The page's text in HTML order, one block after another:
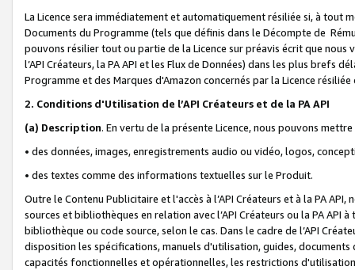
La Licence sera immédiatement et automatiquement résiliée si, à
Documents du Programme (tels que définis dans le Décompte de
pouvons résilier tout ou partie de la Licence sur préavis écrit que
l’API Créateurs, la PA API et les Flux de Données) dans les plus
Programme et des Marques d'Amazon concernés par la Licence
2. Conditions d'Utilisation de l’API Créateurs et de la PA API
(a) Description. En vertu de la présente Licence, nous pouvons
• des données, images, enregistrements audio ou vidéo, logos,
• des textes comme des informations textuelles sur le Produit.
Outre le Contenu Publicitaire et l'accès à l’API Créateurs et à la PA
sources et bibliothèques en relation avec l’API Créateurs ou la PA
bibliothèque ou code source, selon le cas. Dans le cadre de l’API
disposition les spécifications, manuels d'utilisation, guides,
capacités fonctionnelles et opérationnelles, les restrictions